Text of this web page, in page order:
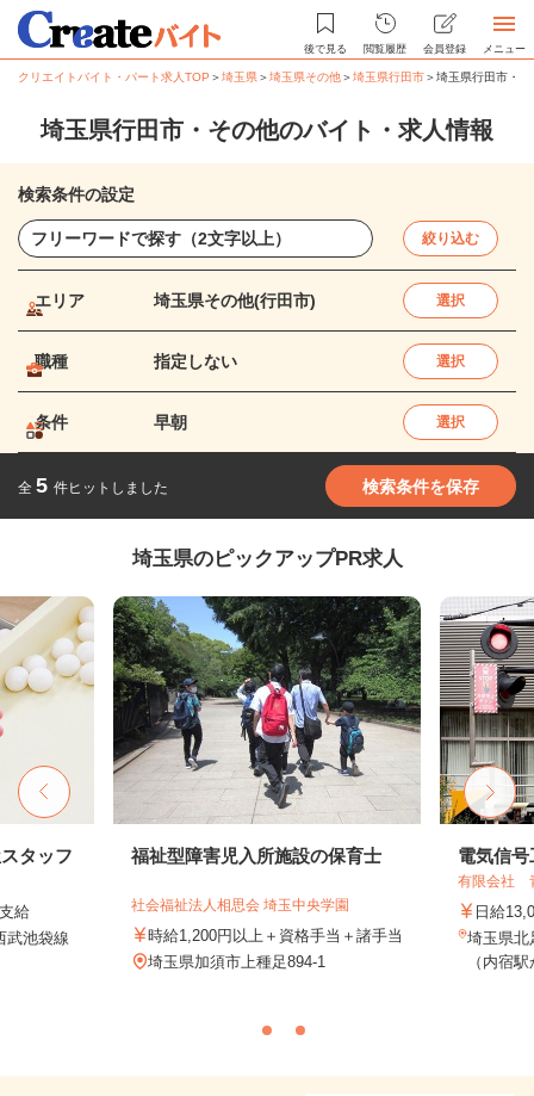
後で見る 閲覧履歴 会員登録 メニュー
クリエイトバイト・パート求人TOP ＞埼玉県＞埼玉県その他＞埼玉県行田市＞埼玉県行田市・
埼玉県行田市・その他のバイト・求人情報
検索条件の設定
絞り込む
エリア 埼玉県その他(行田市) 選択
職種 指定しない 選択
条件 早朝 選択
全 5 件ヒットしました 検索条件を保存
埼玉県のピックアップPR求人
タッフ
給
武池袋線
福祉型障害児入所施設の保育士
社会福祉法人相思会 埼玉中央学園
時給1,200円以上＋資格手当＋諸手当
埼玉県加須市上種足894-1
電気信
有限会社
日給
埼玉県北
（内宿